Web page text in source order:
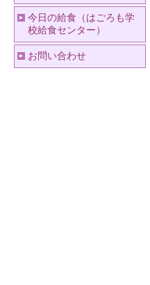
今日の給食（はごろも学
校給食センター）
お問い合わせ